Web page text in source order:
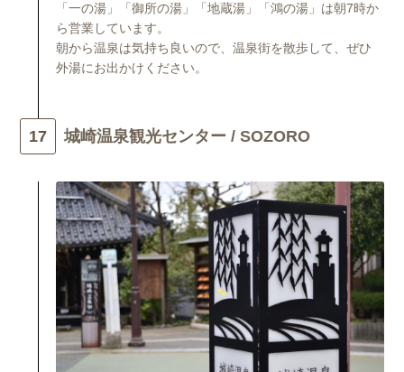
「一の湯」「御所の湯」「地蔵湯」「鴻の湯」は朝7時か
ら営業しています。
朝から温泉は気持ち良いので、温泉街を散歩して、ぜひ
外湯にお出かけください。
城崎温泉観光センター / SOZORO